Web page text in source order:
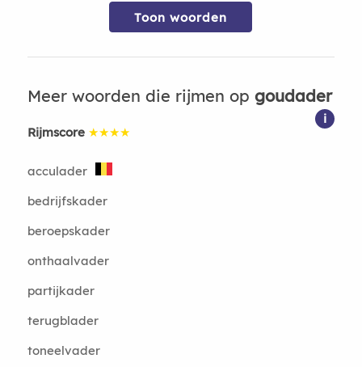
Toon woorden
Meer woorden die rijmen op goudader
i
Rijmscore ★★★★
acculader
bedrijfskader
beroepskader
onthaalvader
partijkader
terugblader
toneelvader